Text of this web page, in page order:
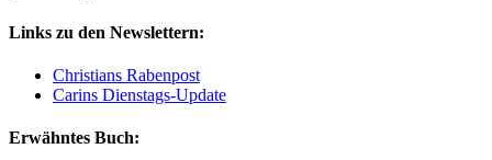
Links zu den Newslettern:
Christians Rabenpost
Carins Dienstags-Update
Erwähntes Buch: